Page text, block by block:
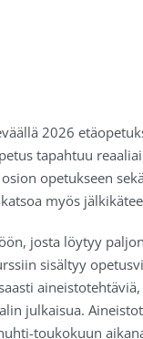
2026
tapahtuu
opetukseen
myös
josta löytyy
sisältyy
julkaisua.
toukokuun